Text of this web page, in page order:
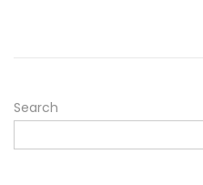
Search